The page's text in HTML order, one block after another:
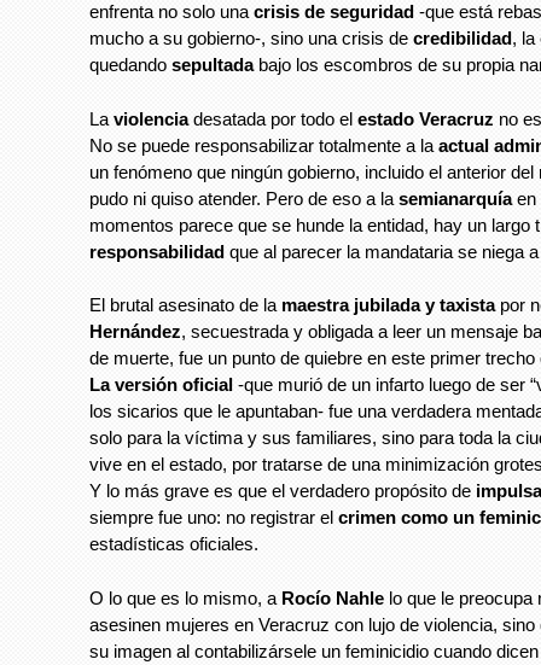
enfrenta no solo una crisis de seguridad -que está
mucho a su gobierno-, sino una crisis de credibilidad, la
quedando sepultadabajo los escombros de su propia
La violenciadesatada por todo el estado Veracruz no
No se puede responsabilizar totalmente a la actual
un fenómeno que ningún gobierno, incluido el anterior
pudo ni quiso atender. Pero de eso a la semianarquíaen
momentos parece que se hunde la entidad, hay un largo
responsabilidad que al parecer la mandataria se niega
El brutal asesinato de la maestra jubilada y taxistapor
Hernández, secuestrada y obligada a leer un mensaje
de muerte, fue un punto de quiebre en este primer trecho
La versión oficial -que murió de un infarto luego de ser
los sicarios que le apuntaban- fue una verdadera
solo para la víctima y sus familiares, sino para toda la
vive en el estado, por tratarse de una minimización
Y lo más grave es que el verdadero propósito de
siempre fue uno: no registrar el crimen como un
estadísticas oficiales.
O lo que es lo mismo, a Rocío Nahle lo que le preocupa
asesinen mujeres en Veracruz con lujo de violencia, sino
su imagen al contabilizársele un feminicidio cuando